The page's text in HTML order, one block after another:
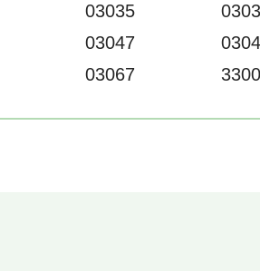
03035
03047
03067